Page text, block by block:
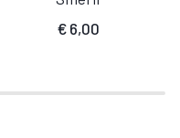
€6,00